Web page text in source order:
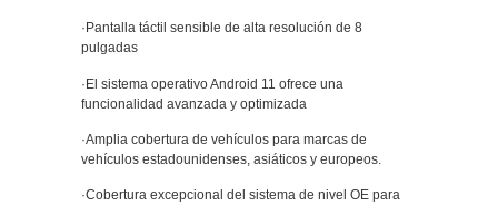
·Pantalla táctil sensible de alta resolución de 8
pulgadas
·El sistema operativo Android 11 ofrece una
funcionalidad avanzada y optimizada
·Amplia cobertura de vehículos para marcas de
vehículos estadounidenses, asiáticos y europeos.
·Cobertura excepcional del sistema de nivel OE para